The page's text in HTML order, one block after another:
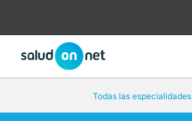
Todas las especialidades